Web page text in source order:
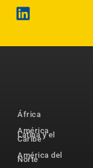
África
América
Latina y el
Caribe
América del
Norte